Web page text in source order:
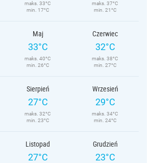
maks. 33°C
min. 17°C
maks. 37°C
min. 21°C
Maj
33°C
maks. 40°C
min. 26°C
Czerwiec
32°C
maks. 38°C
min. 27°C
Sierpień
27°C
maks. 32°C
min. 23°C
Wrzesień
29°C
maks. 34°C
min. 24°C
Listopad
27°C
Grudzień
23°C